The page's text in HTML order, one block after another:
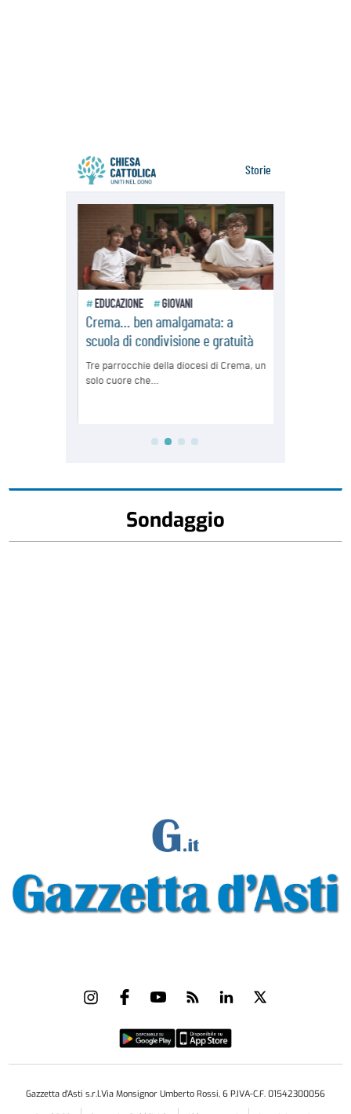
Sondaggio
Gazzetta d'Asti s.r.l.Via Monsignor Umberto Rossi, 6 P.IVA-C.F. 01542300056